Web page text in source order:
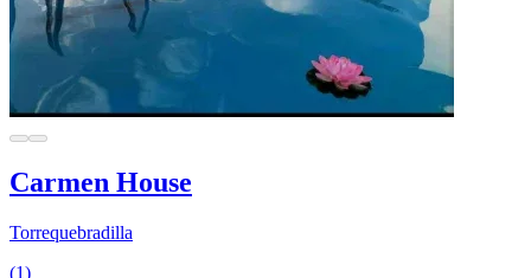
Carmen House
Torrequebradilla
(1)